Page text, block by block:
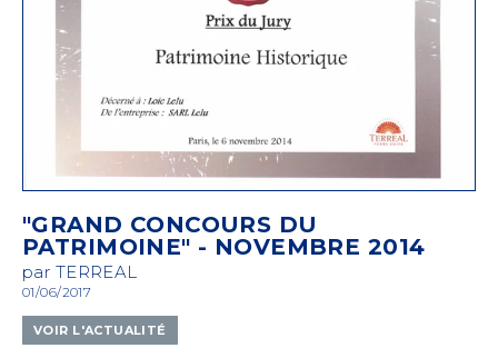
"GRAND CONCOURS DU
PATRIMOINE" - NOVEMBRE 2014
par TERREAL
01/06/2017
VOIR L'ACTUALITÉ